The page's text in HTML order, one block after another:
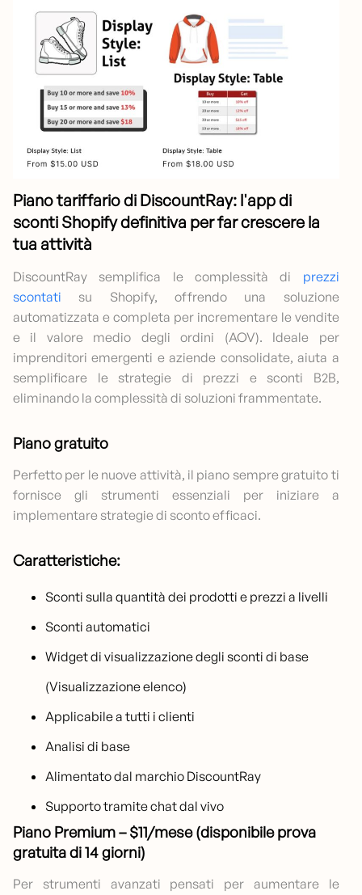
Piano tariffario di DiscountRay: l'app di
sconti Shopify definitiva per far crescere la
tua attività
DiscountRay semplifica le complessità di prezzi
scontati su Shopify, offrendo una soluzione
automatizzata e completa per incrementare le vendite
e il valore medio degli ordini (AOV). Ideale per
imprenditori emergenti e aziende consolidate, aiuta a
semplificare le strategie di prezzi e sconti B2B,
eliminando la complessità di soluzioni frammentate.
Piano gratuito
Perfetto per le nuove attività, il piano sempre gratuito ti
fornisce gli strumenti essenziali per iniziare a
implementare strategie di sconto efficaci.
Caratteristiche:
Sconti sulla quantità dei prodotti e prezzi a livelli
Sconti automatici
Widget di visualizzazione degli sconti di base
(Visualizzazione elenco)
Applicabile a tutti i clienti
Analisi di base
Alimentato dal marchio DiscountRay
Supporto tramite chat dal vivo
Piano Premium – $11/mese (disponibile prova
gratuita di 14 giorni)
Per strumenti avanzati pensati per aumentare le